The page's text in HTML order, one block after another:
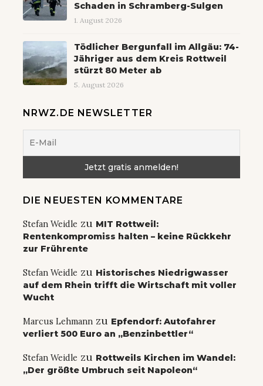
Schaden in Schramberg-Sulgen
1. August 2026
Tödlicher Bergunfall im Allgäu: 74-
Jähriger aus dem Kreis Rottweil
stürzt 80 Meter ab
5. August 2026
NRWZ.DE NEWSLETTER
DIE NEUESTEN KOMMENTARE
Stefan Weidle zu MIT Rottweil:
Rentenkompromiss halten – keine Rückkehr
zur Frührente
Stefan Weidle zu Historisches Niedrigwasser
auf dem Rhein trifft die Wirtschaft mit voller
Wucht
Marcus Lehmann zu Epfendorf: Autofahrer
verliert 500 Euro an „Benzinbettler“
Stefan Weidle zu Rottweils Kirchen im Wandel:
„Der größte Umbruch seit Napoleon“